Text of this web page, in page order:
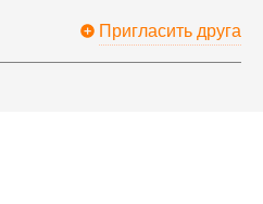
Пригласить друга